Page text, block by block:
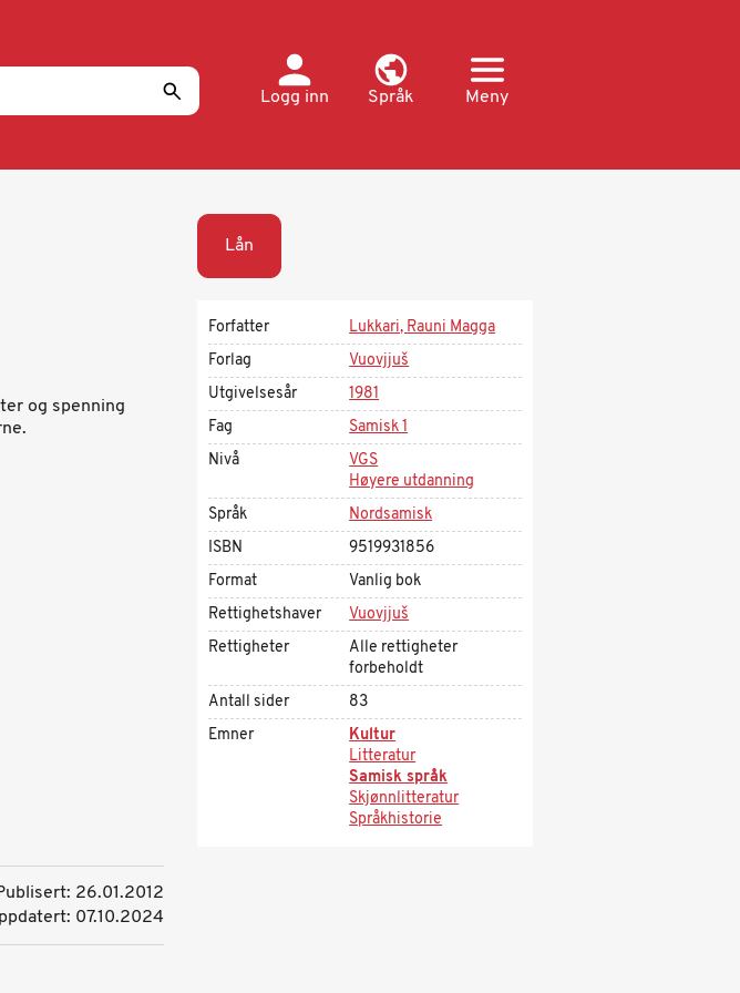
Logg inn
Språk Meny
og spenning
26.01.2012
07.10.2024
Lån
Forfatter
Lukkari, Rauni Magga
Forlag
Vuovjjuš
Utgivelsesår
1981
Fag
Samisk 1
Nivå
VGS
Høyere utdanning
Språk
Nordsamisk
ISBN
9519931856
Format
Vanlig bok
Rettighetshaver
Vuovjjuš
Rettigheter
Alle rettigheter
forbeholdt
Antall sider
83
Emner
Kultur
Litteratur
Samisk språk
Skjønnlitteratur
Språkhistorie